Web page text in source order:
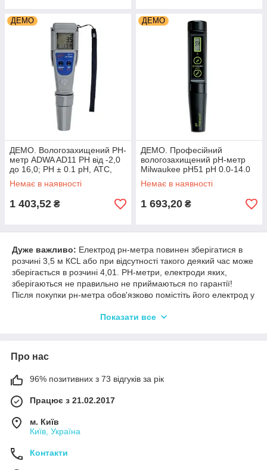
ДЕМО
ДЕМО. Вологозахищений РН-
метр ADWA AD11 РН від -2,0
до 16,0; РН ± 0.1 pH, АТС,
авт. калібрування. Угорщина
Немає в наявності
1 403,52 ₴
ДЕМО
ДЕМО. Професійний
вологозахищений pH-метр
Milwaukee pH51 pH 0.0-14.0
±0.1 pH, ручне калібрування ,
Угорщина
Немає в наявності
1 693,20 ₴
Дуже важливо: Електрод рн-метра повинен зберігатися в
розчині 3,5 м КСL або при відсутності такого деякий час може
зберігається в розчині 4,01. РН-метри, електроди яких,
зберігаються не правильно не приймаються по гарантії!
Після покупки рн-метра обов'язково помістіть його електрод у
Показати все
Про нас
96% позитивних з 73 відгуків за рік
Працює з 21.02.2017
м. Київ
Київ, Україна
Контакти